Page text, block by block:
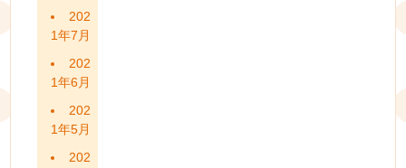
202
1年7月
202
1年6月
202
1年5月
202